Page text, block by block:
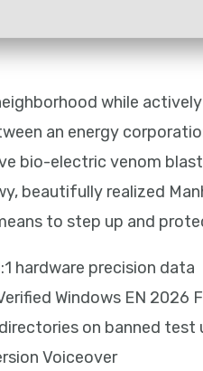
while
an energy
bio-electric venom
beautifully realized
to step up and
hardware precision data
Windows EN 2026
on banned test
Voiceover